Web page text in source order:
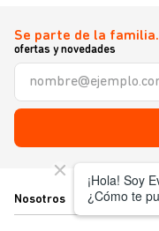
Se parte de la familia.
ofertas y novedades
Nosotros